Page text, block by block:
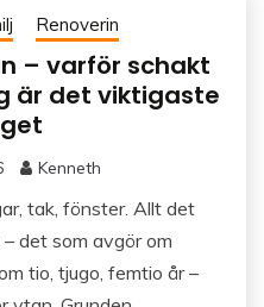
Renoverin
– varför schakt
är det viktigaste
Kenneth
tak, fönster. Allt det
det som avgör om
tio, tjugo, femtio år –